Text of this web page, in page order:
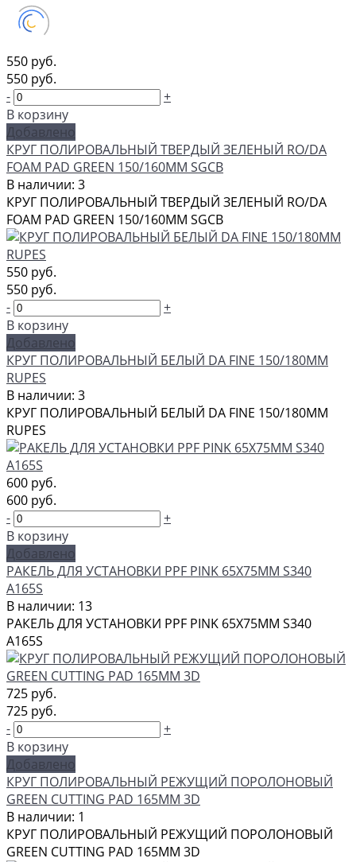
550 руб.
550 руб.
-
+
В корзину
Добавлено
КРУГ ПОЛИРОВАЛЬНЫЙ ТВЕРДЫЙ ЗЕЛЕНЫЙ RO/DA
FOAM PAD GREEN 150/160ММ SGCB
В наличии: 3
КРУГ ПОЛИРОВАЛЬНЫЙ ТВЕРДЫЙ ЗЕЛЕНЫЙ RO/DA
FOAM PAD GREEN 150/160ММ SGCB
550 руб.
550 руб.
-
+
В корзину
Добавлено
КРУГ ПОЛИРОВАЛЬНЫЙ БЕЛЫЙ DA FINE 150/180ММ
RUPES
В наличии: 3
КРУГ ПОЛИРОВАЛЬНЫЙ БЕЛЫЙ DA FINE 150/180ММ
RUPES
600 руб.
600 руб.
-
+
В корзину
Добавлено
РАКЕЛЬ ДЛЯ УСТАНОВКИ PPF PINK 65Х75ММ S340
A165S
В наличии: 13
РАКЕЛЬ ДЛЯ УСТАНОВКИ PPF PINK 65Х75ММ S340
A165S
725 руб.
725 руб.
-
+
В корзину
Добавлено
КРУГ ПОЛИРОВАЛЬНЫЙ РЕЖУЩИЙ ПОРОЛОНОВЫЙ
GREEN CUTTING PAD 165ММ 3D
В наличии: 1
КРУГ ПОЛИРОВАЛЬНЫЙ РЕЖУЩИЙ ПОРОЛОНОВЫЙ
GREEN CUTTING PAD 165ММ 3D